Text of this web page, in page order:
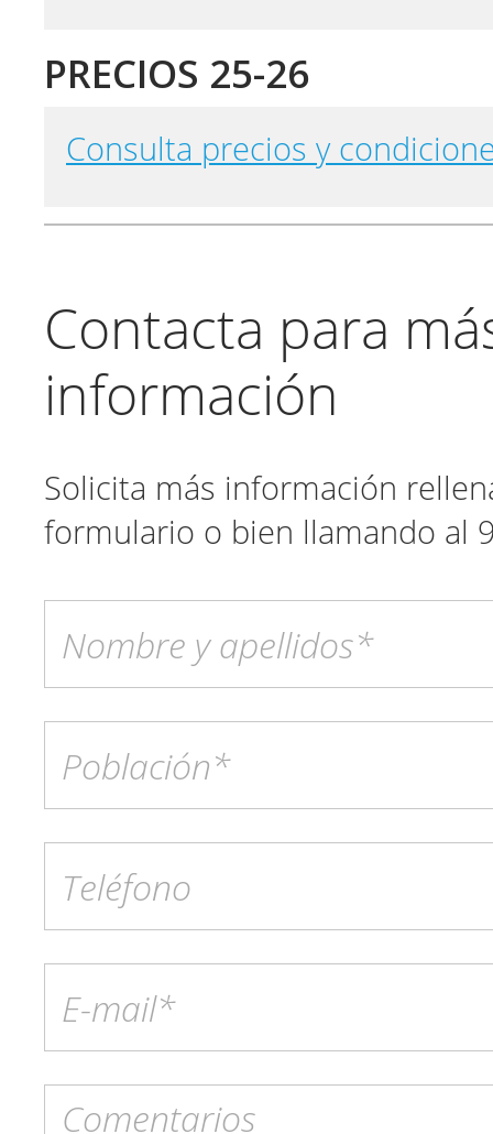
PRECIOS 25-26
Consulta precios y
Contacta para
información
Solicita más información
formulario o bien llamando al